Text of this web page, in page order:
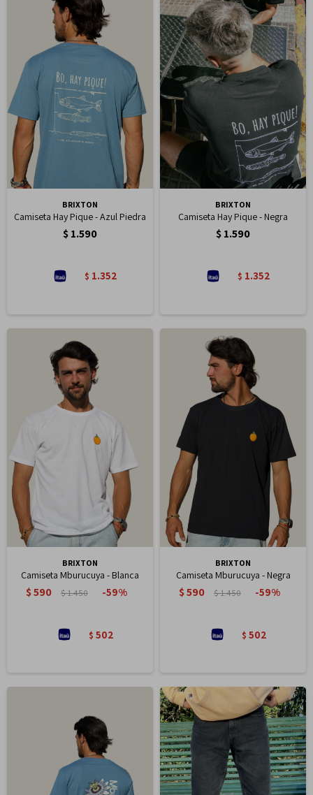
BRIXTON
Camiseta Hay Pique - Azul Piedra
$1.590
$ 1.352
BRIXTON
Camiseta Hay Pique - Negra
$1.590
$ 1.352
BRIXTON
Camiseta Mburucuya - Blanca
$590 $1.450 59
$ 502
BRIXTON
Camiseta Mburucuya - Negra
$590 $1.450 59
$ 502